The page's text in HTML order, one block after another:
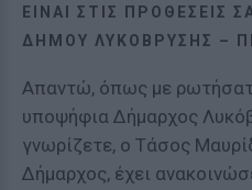
ΕΊΝΑΙ ΣΤΙΣ ΠΡΟΘΈΣΕΙΣ
ΔΉΜΟΥ ΛΥΚΌΒΡΥΣΗΣ –
Απαντώ, όπως με
υποψήφια Δήμαρχος
γνωρίζετε, ο Τάσος
Δήμαρχος, έχει